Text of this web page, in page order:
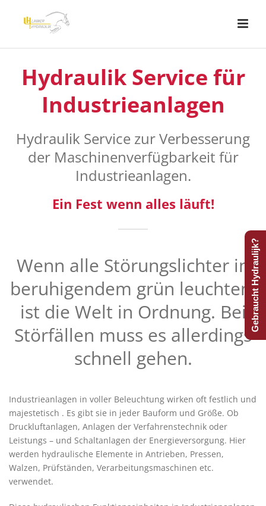
Hydraulik Service für
Industrieanlagen
Hydraulik Service zur Verbesserung
der Maschinenverfügbarkeit für
Industrieanlagen.
Ein Fest wenn alles läuft!
Wenn alle Störungslichter in
beruhigendem grün leuchten,
ist die Welt in Ordnung. Bei
Störfällen muss es allerdings
schnell gehen.
Industrieanlagen in voller Beleuchtung wirken oft festlich und
majestetisch . Es gibt sie in jeder Bauform und Größe. Ob
Druckluftanlagen, Anlagen der Verfahrenstechnik oder
Leistungs – und Schaltanlagen der Energieversorgung. Hier
werden hydraulische Elemente in Antrieben, Pressen,
Walzen, Prüfständen, Verarbeitungsmaschinen etc.
verwendet.
Gebraucht Hydraulijk?